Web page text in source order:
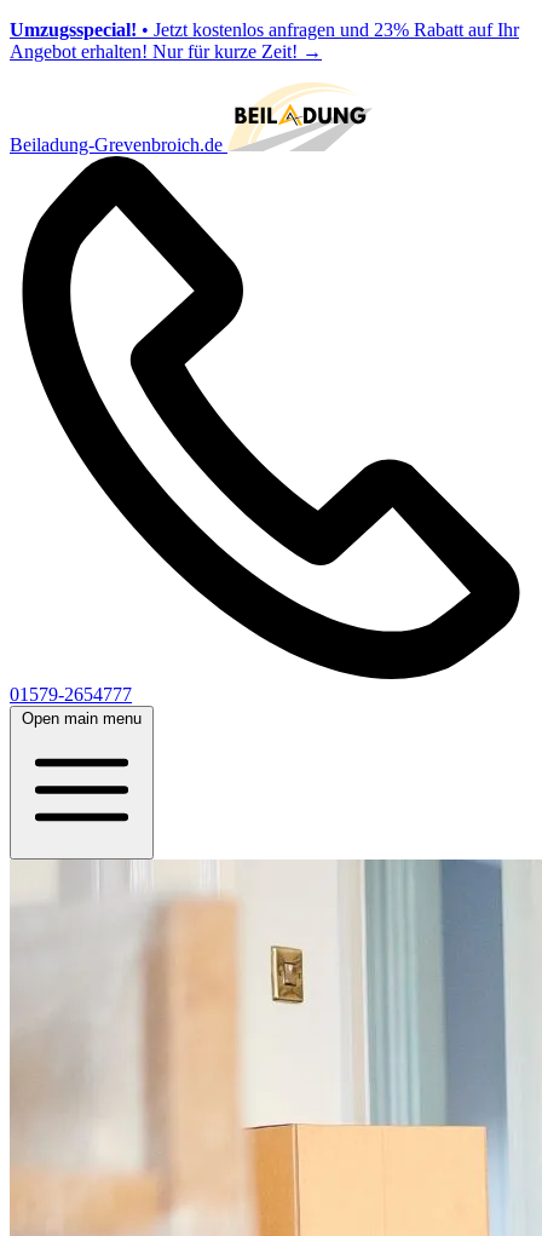
Umzugsspecial! • Jetzt kostenlos anfragen und 23% Rabatt auf Ihr
Angebot erhalten! Nur für kurze Zeit! →
Beiladung-Grevenbroich.de
01579-2654777
Open main menu